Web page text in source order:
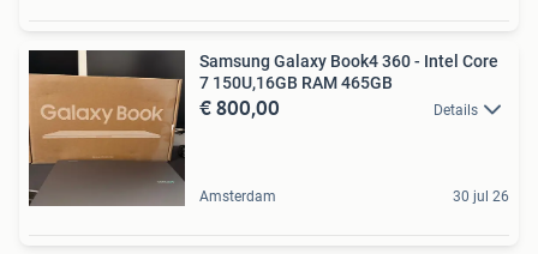
Samsung Galaxy Book4 360 - Intel Core
7 150U,16GB RAM 465GB
€ 800,00 Details
Amsterdam 30 jul 26